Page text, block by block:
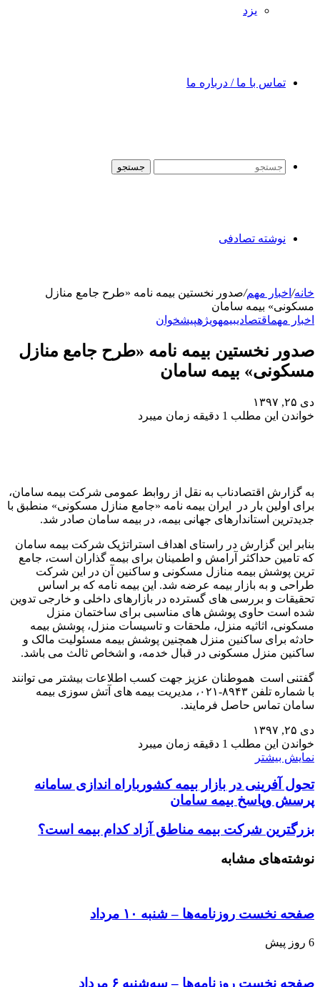
یزد
تماس با ما / درباره ما
جستجو
نوشته تصادفی
خانه/ اخبار مهم/صدور نخستین بیمه نامه «طرح جامع منازل
مسکونی» بیمه سامان
اخبار مهماقتصادیبیمهویژهپیشخوان
صدور نخستین بیمه نامه «طرح جامع منازل
مسکونی» بیمه سامان
دی ۲۵, ۱۳۹۷
خواندن این مطلب 1 دقیقه زمان میبرد
به گزارش اقتصادناب به نقل از روابط عمومی شرکت بیمه سامان،
برای اولین بار در ایران بیمه نامه «جامع منازل مسکونی» منطبق با
جدیدترین استاندارهای جهانی بیمه، در بیمه سامان صادر شد.
بنابر این گزارش در راستای اهداف استراتژیک شرکت بیمه سامان
که تامین حداکثر آرامش و اطمینان برای بیمه گذاران است، جامع
ترین پوشش بیمه منازل مسکونی و ساکنین آن در این شرکت
طراحی و به بازار بیمه عرضه شد. این بیمه نامه که بر اساس
تحقیقات و بررسی های گسترده در بازارهای داخلی و خارجی تدوین
شده است حاوی پوشش های مناسبی برای ساختمان منزل
مسکونی، اثاثیه منزل، ملحقات و تاسیسات منزل، پوشش بیمه
حادثه برای ساکنین منزل همچنین پوشش بیمه مسئولیت مالک و
ساکنین منزل مسکونی در قبال خدمه، و اشخاص ثالث می باشد.
گفتنی است هموطنان عزیز جهت کسب اطلاعات بیشتر می توانند
با شماره تلفن ۸۹۴۳-۰۲۱، مدیریت بیمه های آتش سوزی بیمه
سامان تماس حاصل فرمایند.
دی ۲۵, ۱۳۹۷
خواندن این مطلب 1 دقیقه زمان میبرد
نمایش بیشتر
تحول آفرینی در بازار بیمه کشورباراه اندازی سامانه
پرسش وپاسخ بیمه سامان
بزرگترین شرکت بیمه مناطق آزاد کدام بیمه است؟
نوشته‌های مشابه
صفحه نخست روزنامه‌ها – شنبه ۱۰ مرداد
6 روز پیش
صفحه نخست روزنامه‌ها – سه‌شنبه ۶ مرداد